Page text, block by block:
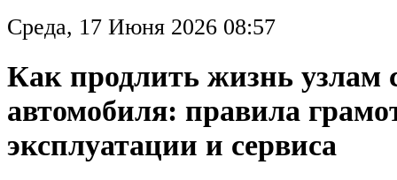
Среда, 17 Июня 2026 08:57
Как продлить жизнь узлам
автомобиля: правила
эксплуатации и сервиса